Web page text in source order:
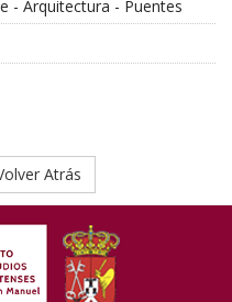
- Arquitectura - Puentes
Atrás